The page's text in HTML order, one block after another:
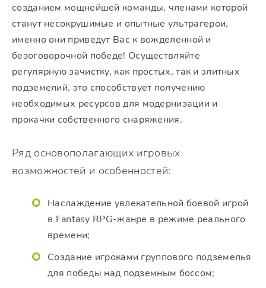
созданием мощнейшей команды, членами которой
станут несокрушимые и опытные ультрагерои,
именно они приведут Вас к вожделенной и
безоговорочной победе! Осуществляйте
регулярную зачистку, как простых, так и элитных
подземелий, это способствует получению
необходимых ресурсов для модернизации и
прокачки собственного снаряжения.
Ряд основополагающих игровых
возможностей и особенностей:
Наслаждение увлекательной боевой игрой
в Fantasy RPG-жанре в режиме реального
времени;
Создание игроками группового подземелья
для победы над подземным боссом;